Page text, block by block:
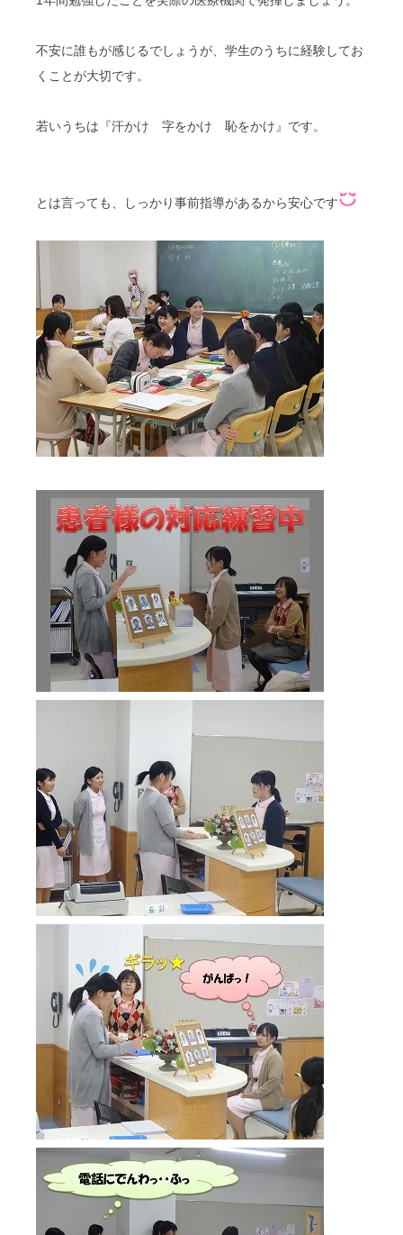
不安に誰もが感じるでしょうが、学生のうちに経験してお
くことが大切です。
若いうちは『汗かけ 字をかけ 恥をかけ』です。
とは言っても、しっかり事前指導があるから安心です